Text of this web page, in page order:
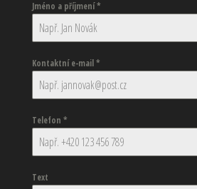
Jméno a příjmení*
Kontaktní e-mail*
Telefon *
Text